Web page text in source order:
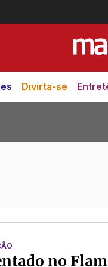
Divirta-se
no